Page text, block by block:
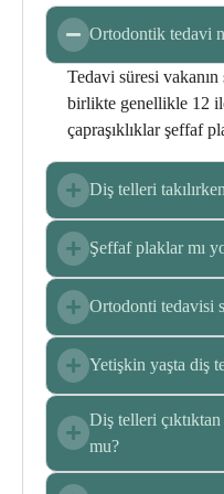
Ortodontik tedavi
Tedavi süresi
birlikte genellikle 12
çapraşıklıklar şeffaf
Diş telleri takılırken
Şeffaf plaklar mı
Ortodonti tedavisi
Yetişkin yaşta diş
Diş telleri
mu?